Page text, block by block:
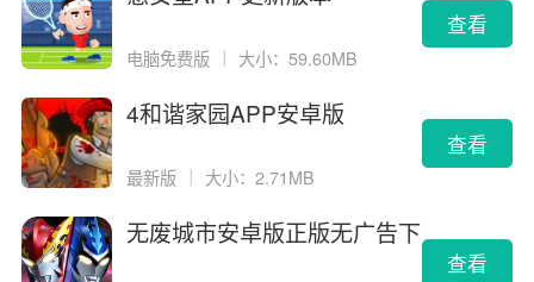
电脑免费版 ｜ 大小：59.60MB
查看
4和谐家园APP安卓版
最新版 大小：2.71MB
查看
无废城市安卓版正版无广告下
查看